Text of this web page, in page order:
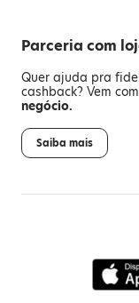
Parceria com
Quer ajuda pra
cashback? Vem
negócio.
Saiba mais